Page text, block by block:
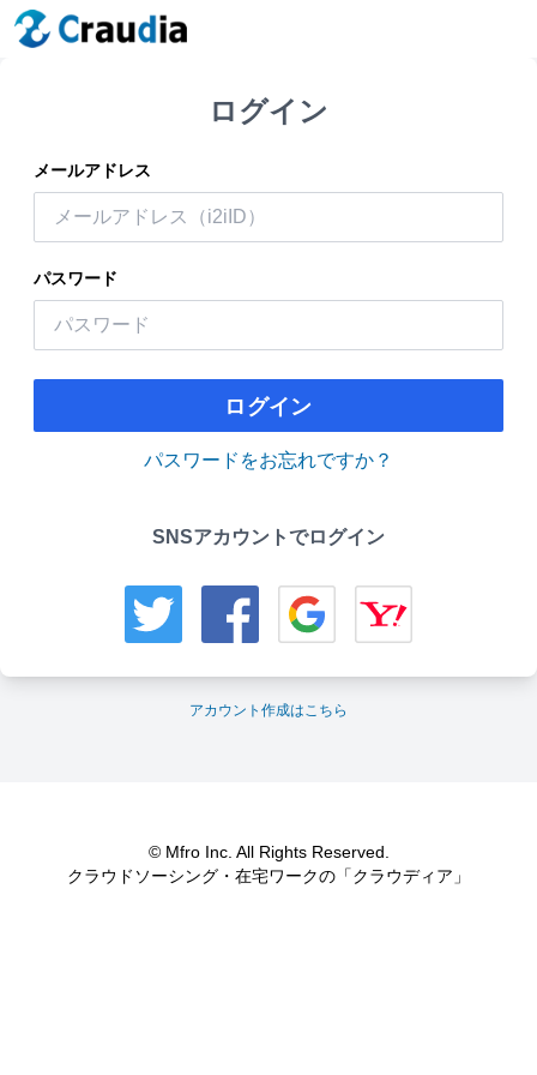
ログイン
メールアドレス
パスワード
ログイン
パスワードをお忘れですか？
SNSアカウントでログイン
アカウント作成はこちら
© Mfro Inc. All Rights Reserved.
クラウドソーシング・在宅ワークの「クラウディア」